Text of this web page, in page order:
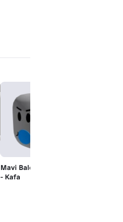
Mavi Baloncuk Sorunu
- Kafa